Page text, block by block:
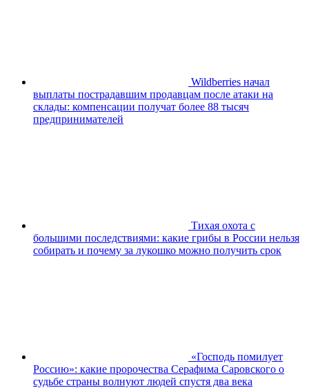
Wildberries начал
выплаты пострадавшим продавцам после атаки на
склады: компенсации получат более 88 тысяч
предпринимателей
Тихая охота с
большими последствиями: какие грибы в России нельзя
собирать и почему за лукошко можно получить срок
«Господь помилует
Россию»: какие пророчества Серафима Саровского о
судьбе страны волнуют людей спустя два века